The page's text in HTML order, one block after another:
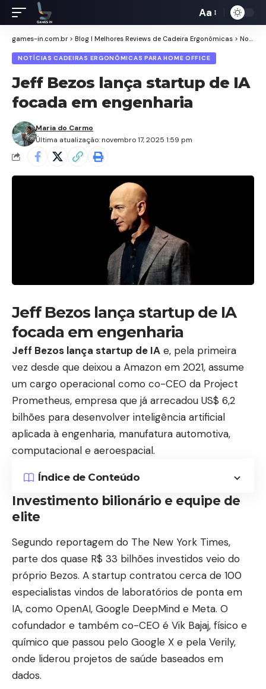
de
fontes
Aa
games-in.com.br > Blog I Melhores Reviews de Cadeira Ergonômicas > Notícias Cadeiras Ergonômicas para Home Office
NOTÍCIAS CADEIRAS ERGONÔMICAS PARA HOME OFFICE
Jeff Bezos lança startup de IA
focada em engenharia
Última atualização: novembro 17, 2025 1:59 pm
Maria do Carmo
Jeff Bezos lança startup de IA
focada em engenharia
Jeff Bezos lança startup de IA e, pela primeira
vez desde que deixou a Amazon em 2021, assume
um cargo operacional como co-CEO da Project
Prometheus, empresa que já arrecadou US$ 6,2
bilhões para desenvolver inteligência artificial
aplicada à engenharia, manufatura automotiva,
computacional e aeroespacial.
Índice de Conteúdo
Investimento bilionário e equipe de
elite
Segundo reportagem do The New York Times,
parte dos quase R$ 33 bilhões investidos veio do
próprio Bezos. A startup contratou cerca de 100
especialistas vindos de laboratórios de ponta em
IA, como OpenAI, Google DeepMind e Meta. O
cofundador e também co-CEO é Vik Bajaj, físico e
químico que passou pelo Google X e pela Verily,
onde liderou projetos de saúde baseados em
dados.